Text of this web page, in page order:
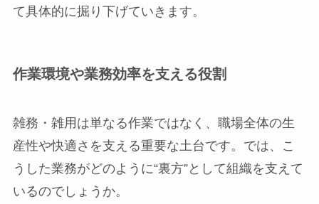
て具体的に掘り下げていきます。
作業環境や業務効率を支える役割
雑務・雑用は単なる作業ではなく、職場全体の生
産性や快適さを支える重要な土台です。では、こ
うした業務がどのように“裏方”として組織を支えて
いるのでしょうか。